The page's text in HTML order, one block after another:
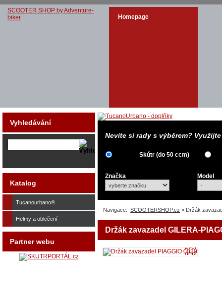
SCOOTER SHOP by Adventure-
biker
Homepage
Nevíte si rady s výběrem?
Skútr (do 50 ccm)
Značka Model
Navigace: SCOOTERSHOP.cz » Držák
Držák zavazadel GILERA-
Zvětšit
obrázek
Vyhledávání
Katalog
Tucanourbano®
Helmy a oblečení
Partner webu